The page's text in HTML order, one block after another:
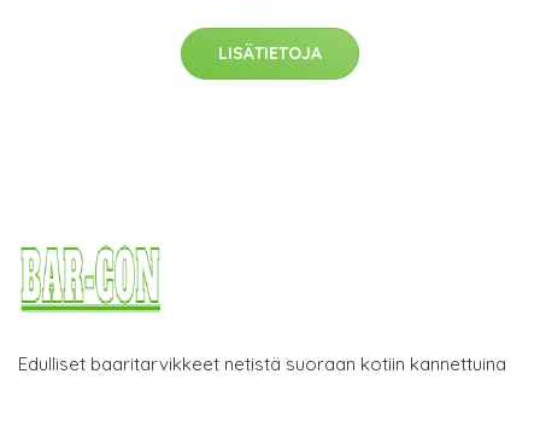
LISÄTIETOJA
Edulliset baaritarvikkeet netistä suoraan kotiin kannettuina